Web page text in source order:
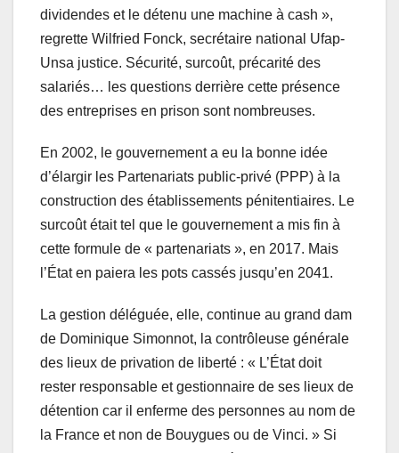
dividendes et le détenu une machine à cash »,
regrette Wilfried Fonck, secrétaire national Ufap-
Unsa justice. Sécurité, surcoût, précarité des
salariés… les questions derrière cette présence
des entreprises en prison sont nombreuses.
En 2002, le gouvernement a eu la bonne idée
d’élargir les Partenariats public-privé (PPP) à la
construction des établissements pénitentiaires. Le
surcoût était tel que le gouvernement a mis fin à
cette formule de « partenariats », en 2017. Mais
l’État en paiera les pots cassés jusqu’en 2041.
La gestion déléguée, elle, continue au grand dam
de Dominique Simonnot, la contrôleuse générale
des lieux de privation de liberté : « L’État doit
rester responsable et gestionnaire de ses lieux de
détention car il enferme des personnes au nom de
la France et non de Bouygues ou de Vinci. » Si